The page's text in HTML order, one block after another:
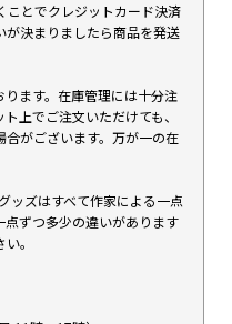
ことでクレジットカード決済
が決まりましたら商品を発送
ます。在庫管理には十分注
上でご注文いただけても、
がございます。万が一の在
ッズはすべて作家による一点
点ずつ多少の違いがあります
。